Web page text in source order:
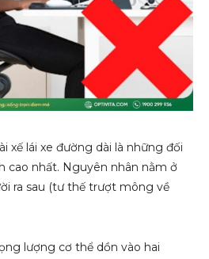
xế lái xe đường dài là những đối
cao nhất. Nguyên nhân nằm ở
ra sau (tư thế trượt mông về
lượng cơ thể dồn vào hai